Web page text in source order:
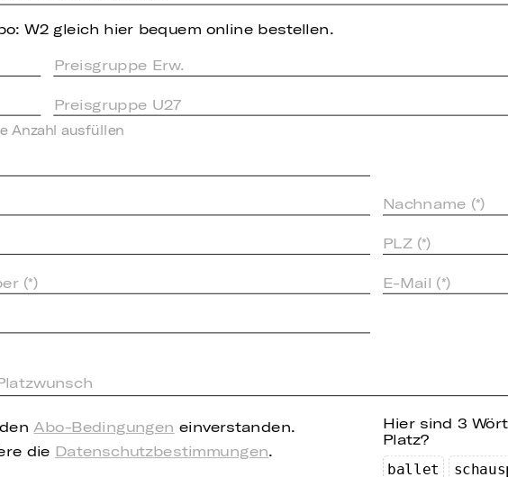
W2 gleich hier bequem online bestellen.
Preisgruppe Erw.
Preisgruppe U27
Anzahl ausfüllen
Abo-Bedingungen einverstanden.
die Datenschutzbestimmungen.
Hier sind 3
Platz?
t
balle s hau
c